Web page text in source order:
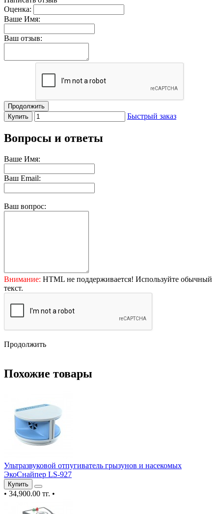
Оценка:
Ваше Имя:
Ваш отзыв:
Продолжить
Купить
Быстрый заказ
Вопросы и ответы
Ваше Имя:
Ваш Email:
Ваш вопрос:
Внимание: HTML не поддерживается! Используйте обычный
текст.
Продолжить
Похожие товары
Ультразвуковой отпугиватель грызунов и насекомых
ЭкоСнайпер LS-927
Купить
• 34,900.00 тг. •